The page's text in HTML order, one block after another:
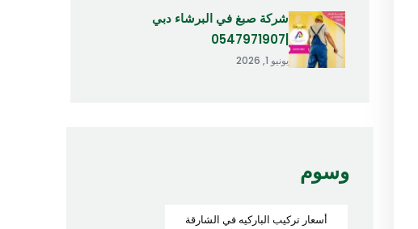
شركة صبغ في البرشاء دبي
يونيو 1, 2026
وسوم
أسعار تركيب الباركيه في الشارقة